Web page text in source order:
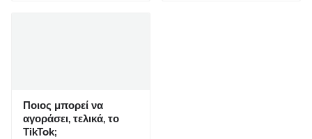
Ποιος μπορεί να
αγοράσει, τελικά, το
TikTok;